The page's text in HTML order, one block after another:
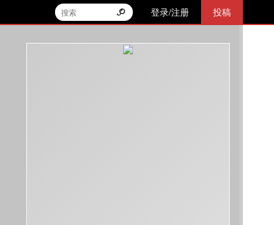
登录/注册 投稿